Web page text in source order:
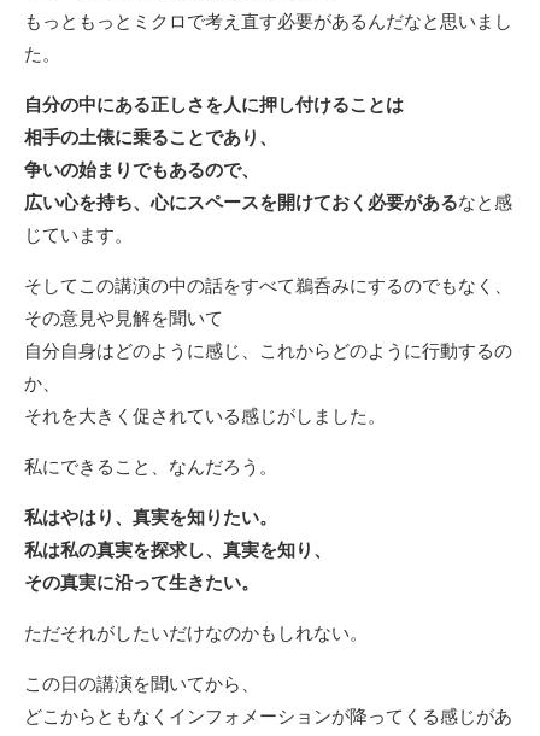
もっともっとミクロで考え直す必要があるんだなと思いまし
た。
自分の中にある正しさを人に押し付けることは
相手の土俵に乗ることであり、
争いの始まりでもあるので、
広い心を持ち、心にスペースを開けておく必要があるなと感
じています。
そしてこの講演の中の話をすべて鵜呑みにするのでもなく、
その意見や見解を聞いて
自分自身はどのように感じ、これからどのように行動するの
か、
それを大きく促されている感じがしました。
私にできること、なんだろう。
私はやはり、真実を知りたい。
私は私の真実を探求し、真実を知り、
その真実に沿って生きたい。
ただそれがしたいだけなのかもしれない。
この日の講演を聞いてから、
どこからともなくインフォメーションが降ってくる感じがあ